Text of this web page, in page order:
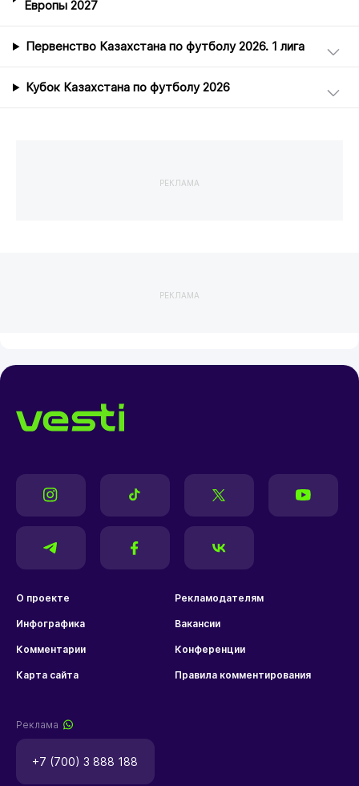
Европы 2027
Первенство Казахстана по футболу 2026. 1 лига
Кубок Казахстана по футболу 2026
РЕКЛАМА
РЕКЛАМА
О проекте Рекламодателям
Инфографика Вакансии
Комментарии Конференции
Карта сайта Правила комментирования
Реклама
+7 (700) 3 888 188